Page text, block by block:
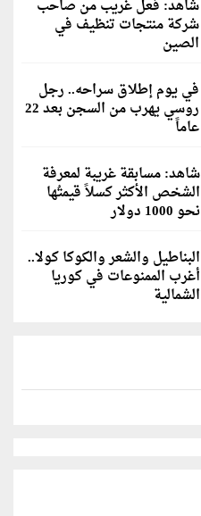
شاهد: فعل غريب من صاحب
شركة منتجات تنظيف في
الصين
في يوم إطلاق سراحه.. رجل
روسي يهرب من السجن بعد 22
عاماً
شاهد: مسابقة غريبة لمعرفة
الشخص الأكثر كسلاً قيمتُها
نحو 1000 دولار
البناطيل والشعر والكوكا كولا..
أغرب الممنوعات في كوريا
الشمالية